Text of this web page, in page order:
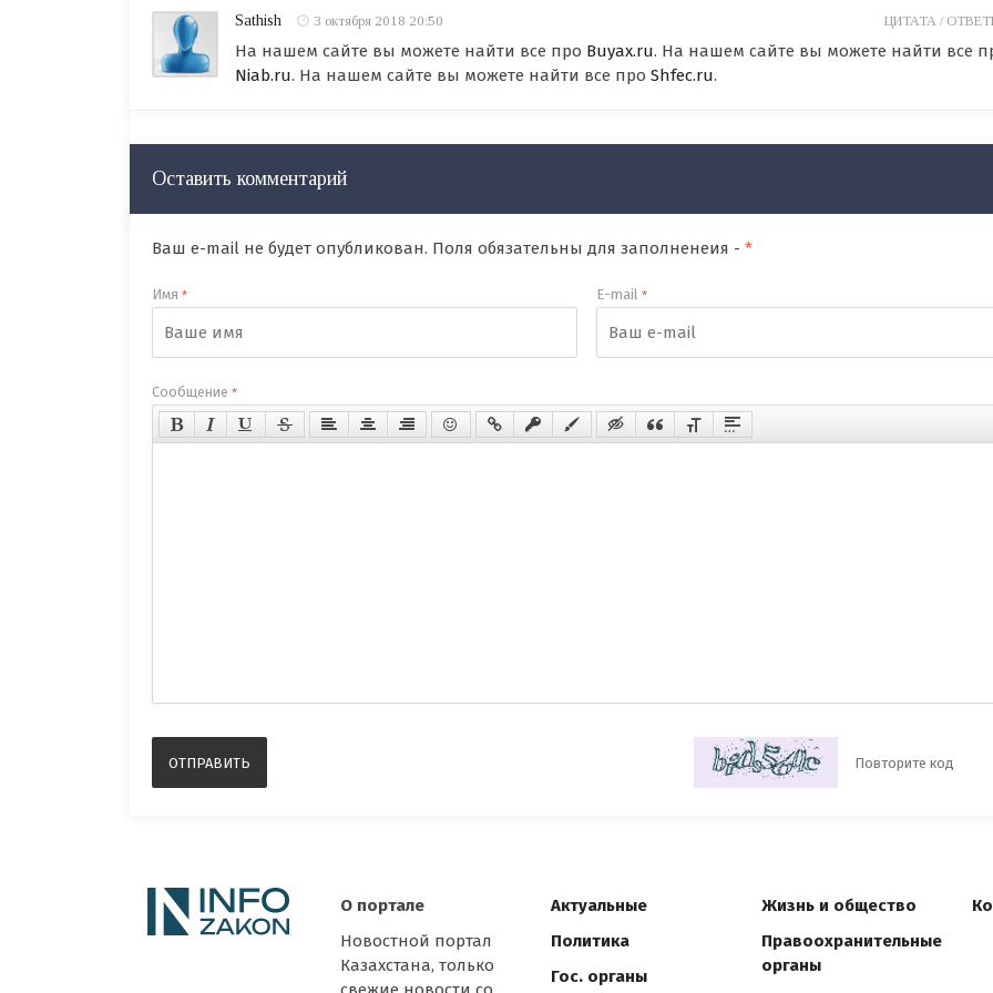
Sathish 3 октября 2018 20:50
На нашем сайте вы можете найти все про Buyax.ru. На нашем сайте вы можете найти все
Niab.ru. На нашем сайте вы можете найти все про Shfec.ru.
ЦИТАТА /
Оставить комментарий
Ваш e-mail не будет опубликован. Поля обязательны для заполненеия - *
Имя * E-mail *
Сообщение *
О портале
Новостной портал
Казахстана, только
Актуальные
Политика
Гос. органы
Жизнь и общество
Правоохранительные
органы